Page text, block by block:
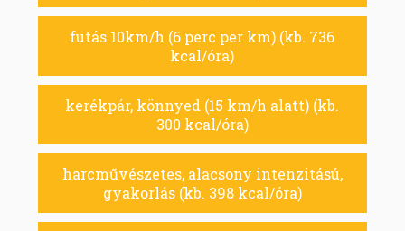
futás 10km/h (6 perc per km) (kb. 736
kcal/óra)
kerékpár, könnyed (15 km/h alatt) (kb.
300 kcal/óra)
harcművészetes, alacsony intenzitású,
gyakorlás (kb. 398 kcal/óra)